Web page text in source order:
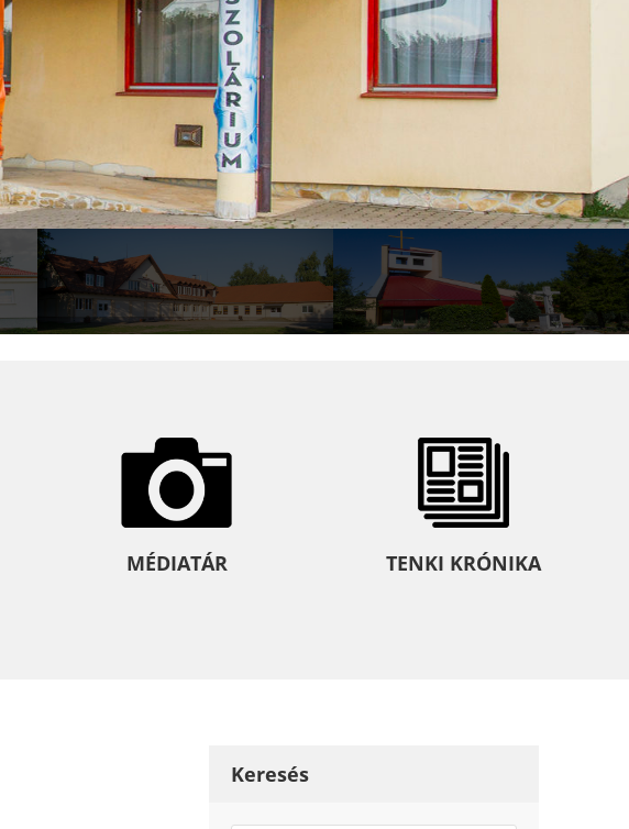
MÉDIATÁR TENKI KRÓNIKA
Keresés